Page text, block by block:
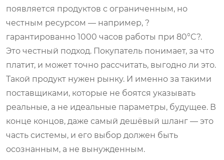
появляется продуктов с ограниченным, но
честным ресурсом — например, ?
гарантированно 1000 часов работы при 80°C?.
Это честный подход. Покупатель понимает, за что
платит, и может точно рассчитать, выгодно ли это.
Такой продукт нужен рынку. И именно за такими
поставщиками, которые не боятся указывать
реальные, а не идеальные параметры, будущее. В
конце концов, даже самый дешёвый шланг — это
часть системы, и его выбор должен быть
осознанным, а не вынужденным.